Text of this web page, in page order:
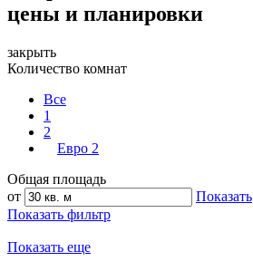
цены и планировки
закрыть
Количество комнат
Все
1
2
Евро 2
Общая площадь
от
Показать
Показать фильтр
Показать еще